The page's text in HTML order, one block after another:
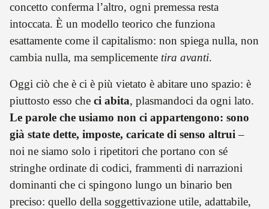
concetto conferma l’altro, ogni premessa resta
intoccata. È un modello teorico che funziona
esattamente come il capitalismo: non spiega nulla, non
cambia nulla, ma semplicemente tira avanti.
Oggi ciò che è ci è più vietato è abitare uno spazio: è
piuttosto esso che ci abita, plasmandoci da ogni lato.
Le parole che usiamo non ci appartengono: sono
già state dette, imposte, caricate di senso altrui–
noi ne siamo solo i ripetitori che portano con sé
stringhe ordinate di codici, frammenti di narrazioni
dominanti che ci spingono lungo un binario ben
preciso: quello della soggettivazione utile, adattabile,